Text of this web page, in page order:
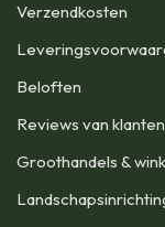
Verzendkosten
Beloften
Reviews van klanten
Groothandels &